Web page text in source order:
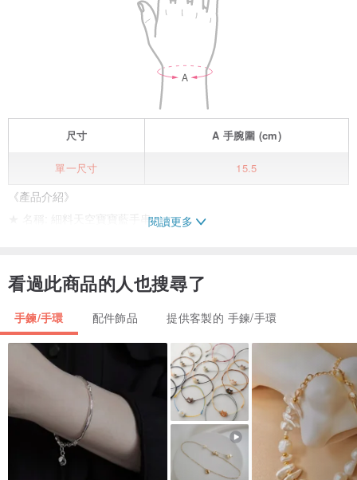
尺寸 A手腕圍 (cm)
單一尺寸 15.5
《產品介紹》
★ 名稱: 細料天空寶寶藍手串
★ 簡介:
空藍有一種無限的遼闊，加上舒服的感覺會讓人無止盡放鬆，上手還
可以顯白透繩，底繩帶天空藍，拆繩會淡一些，但是整體不影響。
一條可以滿底色還可以正濃鮮均，實在太不容易了，因為藍色其實比
較偏向中性，男女老少都很合適，如果需要找尋情侶款也可以私訊，
會有專人可幫忙找尋，如果有很會穿搭的小哥哥小姐姐也很適合，可
以為整體加分加分，希望配戴者可以，天天開心，心像天一樣遼闊，
把所有不開心低潮都讓這條天空寶寶藍幫您消化唷。
閱讀更多
看過此商品的人也搜尋了
手鍊/手環 配件飾品 提供客製的 手鍊/手環